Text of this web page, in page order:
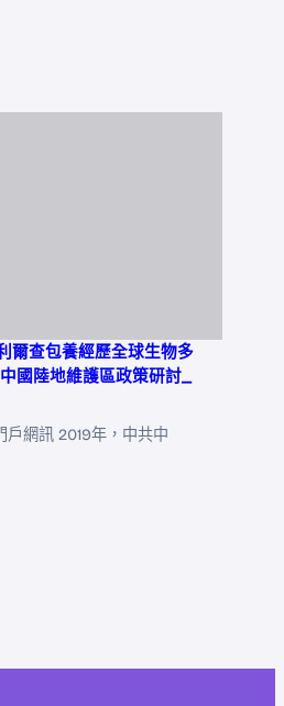
爾查包養經歷全球生物多
國陸地維護區政策研討_
戶網訊 2019年，中共中